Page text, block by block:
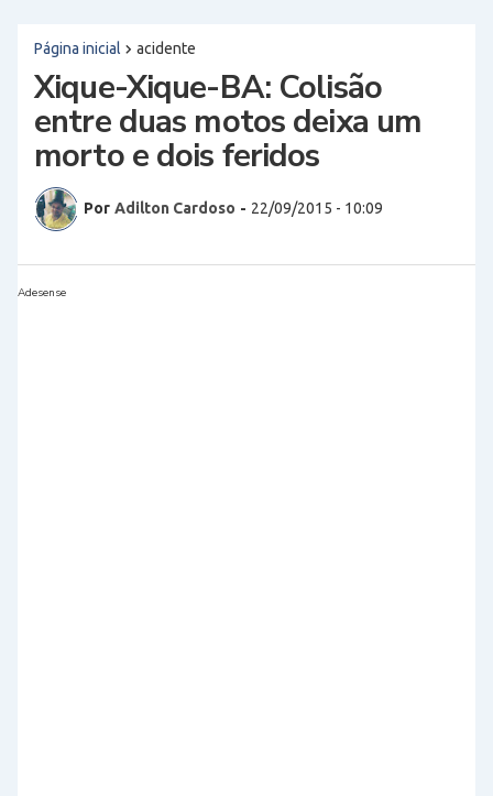
Página inicial acidente
Xique-Xique-BA: Colisão
entre duas motos deixa um
morto e dois feridos
Por Adilton Cardoso - 22/09/2015 - 10:09
Adesense